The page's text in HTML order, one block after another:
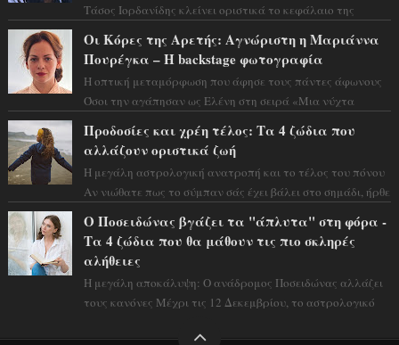
Τάσος Ιορδανίδης κλείνει οριστικά το κεφάλαιο της
Οι Κόρες της Αρετής: Αγνώριστη η Μαριάννα
Πουρέγκα – H backstage φωτογραφία
Η οπτική μεταμόρφωση που άφησε τους πάντες άφωνους
Όσοι την αγάπησαν ως Ελένη στη σειρά «Μια νύχτα
Προδοσίες και χρέη τέλος: Τα 4 ζώδια που
αλλάζουν οριστικά ζωή
Η μεγάλη αστρολογική ανατροπή και το τέλος του πόνου
Αν νιώθατε πως το σύμπαν σάς έχει βάλει στο σημάδι, ήρθε
Ο Ποσειδώνας βγάζει τα "άπλυτα" στη φόρα -
Τα 4 ζώδια που θα μάθουν τις πιο σκληρές
αλήθειες
Η μεγάλη αποκάλυψη: Ο ανάδρομος Ποσειδώνας αλλάζει
τους κανόνες Μέχρι τις 12 Δεκεμβρίου, το αστρολογικό